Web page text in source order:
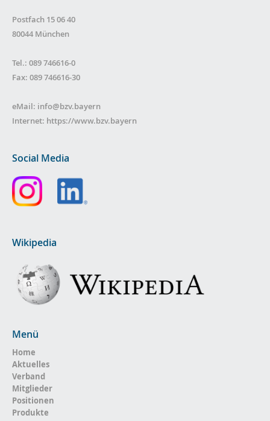
Postfach 15 06 40
80044 München
Tel.: 089 746616-0
Fax: 089 746616-30
eMail: info@bzv.bayern
Internet: https://www.bzv.bayern
Social Media
Wikipedia
Menü
Home
Aktuelles
Verband
Mitglieder
Positionen
Produkte